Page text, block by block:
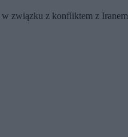
związku z konfliktem z